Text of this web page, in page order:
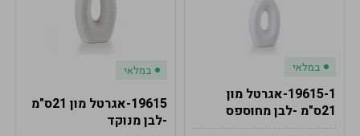
במלאי
19615-1-אגרטל מון
21ס"מ -לבן מחוספס
במלאי
19615-אגרטל מון 21ס"מ
-לבן מנוקד